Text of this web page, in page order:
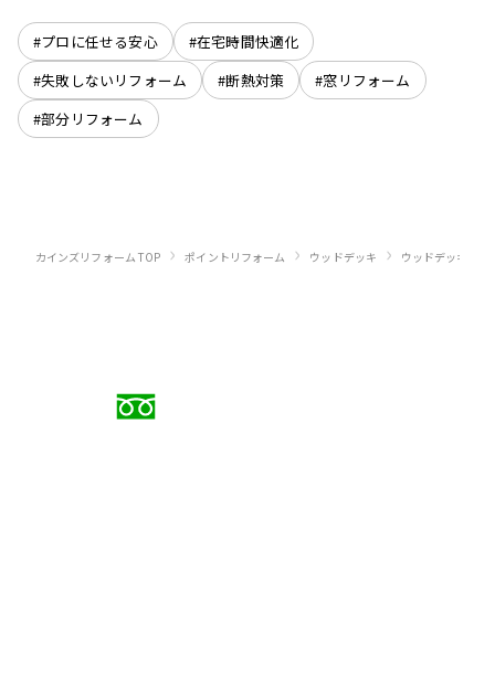
#プロに任せる安心
#在宅時間快適化
#失敗しないリフォーム
#断熱対策
#窓リフォーム
#部分リフォーム
カインズリフォーム TOP › ポイントリフォーム › ウッドデッキ › ウッドデッキの